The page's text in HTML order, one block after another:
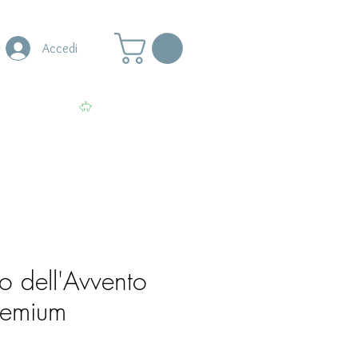
Accedi
dell'Avvento